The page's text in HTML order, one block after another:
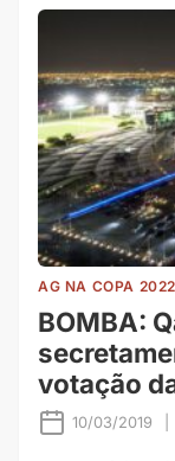
AG NA COPA
BOMBA:
votação
10/03/2019